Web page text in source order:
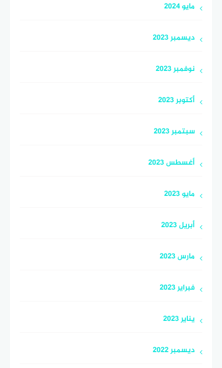
مايو 2024
ديسمبر 2023
نوفمبر 2023
أكتوبر 2023
سبتمبر 2023
أغسطس 2023
مايو 2023
أبريل 2023
مارس 2023
فبراير 2023
يناير 2023
ديسمبر 2022